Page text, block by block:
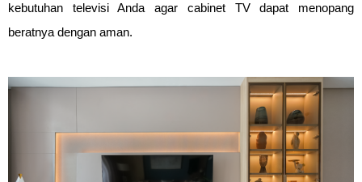
kebutuhan televisi Anda agar cabinet TV dapat menopang
beratnya dengan aman.